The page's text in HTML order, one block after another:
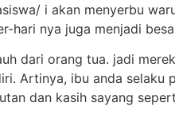
i akan menyerbu
hari nya juga menjadi
dari orang tua. jadi
Artinya, ibu anda selaku
dan kasih sayang